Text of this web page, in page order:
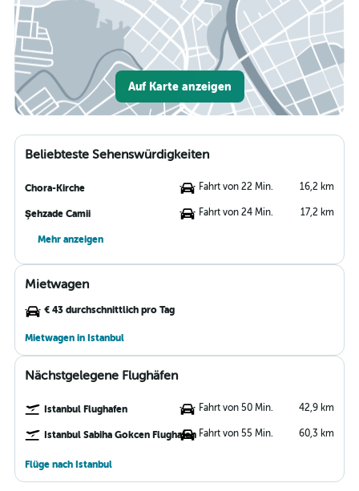
Auf Karte anzeigen
Beliebteste Sehenswürdigkeiten
Chora-Kirche Fahrt von 22 Min. 16,2 km
Şehzade Camii Fahrt von 24 Min. 17,2 km
Mehr anzeigen
Mietwagen
€ 43 durchschnittlich pro Tag
Mietwagen in Istanbul
Nächstgelegene Flughäfen
Istanbul Flughafen Fahrt von 50 Min. 42,9 km
Istanbul Sabiha Gokcen Flughafen Fahrt von 55 Min. 60,3 km
Flüge nach Istanbul